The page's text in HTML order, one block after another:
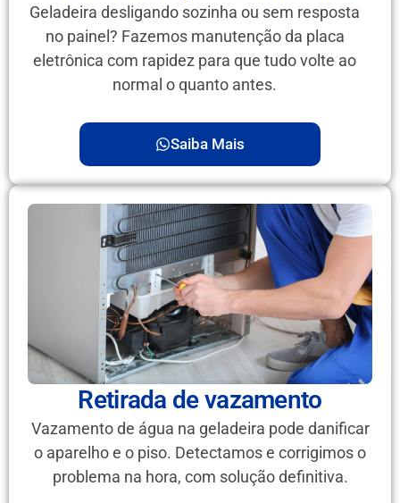
Geladeira desligando sozinha ou sem resposta
no painel? Fazemos manutenção da placa
eletrônica com rapidez para que tudo volte ao
normal o quanto antes.
Saiba Mais
Retirada de vazamento
Vazamento de água na geladeira pode danificar
o aparelho e o piso. Detectamos e corrigimos o
problema na hora, com solução definitiva.